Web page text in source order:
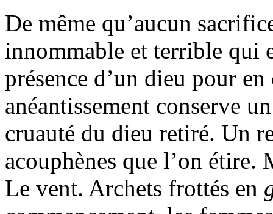
De même qu’aucun
innommable et terrible qui
présence d’un dieu pour
anéantissement conserve
cruauté du dieu retiré. Un
acouphènes que l’on étire.
Le vent. Archets frottés en